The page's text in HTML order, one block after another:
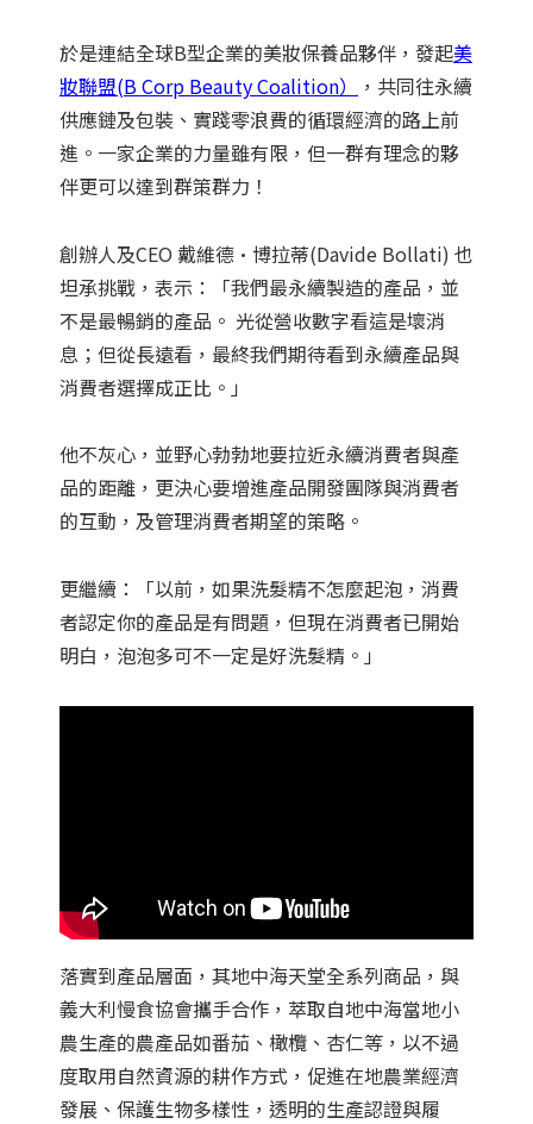
於是連結全球B型企業的美妝保養品夥伴，發起美
妝聯盟(B Corp Beauty Coalition）
，共同往永續
供應鏈及包裝、實踐零浪費的循環經濟的路上前
進。一家企業的力量雖有限，但一群有理念的夥
伴更可以達到群策群力！
創辦人及CEO 戴維德·博拉蒂(Davide Bollati) 也
坦承挑戰，表示：「我們最永續製造的產品，並
不是最暢銷的產品。 光從營收數字看這是壞消
息；但從長遠看，最終我們期待看到永續產品與
消費者選擇成正比。」
他不灰心，並野心勃勃地要拉近永續消費者與產
品的距離，更決心要增進產品開發團隊與消費者
的互動，及管理消費者期望的策略。
更繼續：「以前，如果洗髮精不怎麼起泡，消費
者認定你的產品是有問題，但現在消費者已開始
明白，泡泡多可不一定是好洗髮精。」
落實到產品層面，其地中海天堂全系列商品，與
義大利慢食協會攜手合作，萃取自地中海當地小
農生產的農產品如番茄、橄欖、杏仁等，以不過
度取用自然資源的耕作方式，促進在地農業經濟
發展、保護生物多樣性，透明的生產認證與履